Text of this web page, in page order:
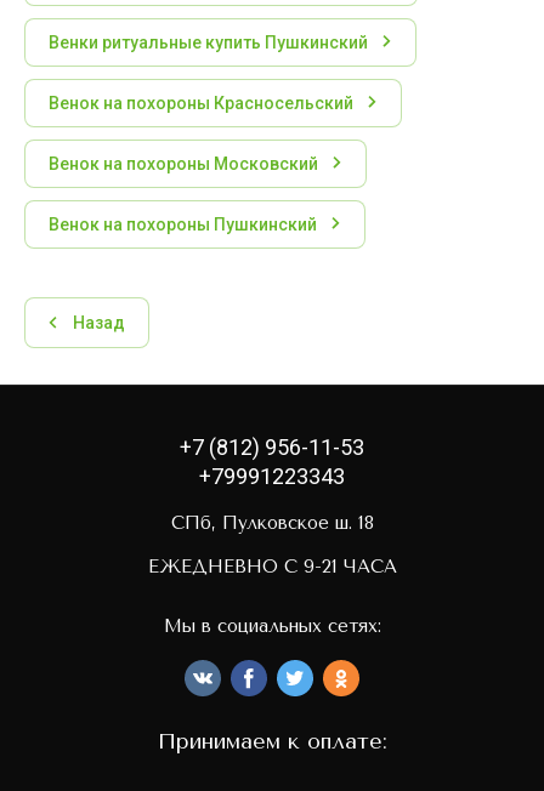
Венки ритуальные купить Пушкинский
Венок на похороны Красносельский
Венок на похороны Московский
Венок на похороны Пушкинский
Назад
+7 (812) 956-11-53
+79991223343
СПб, Пулковское ш. 18
ЕЖЕДНЕВНО С 9-21 ЧАСА
Принимаем к оплате:
Мы в социальных сетях: